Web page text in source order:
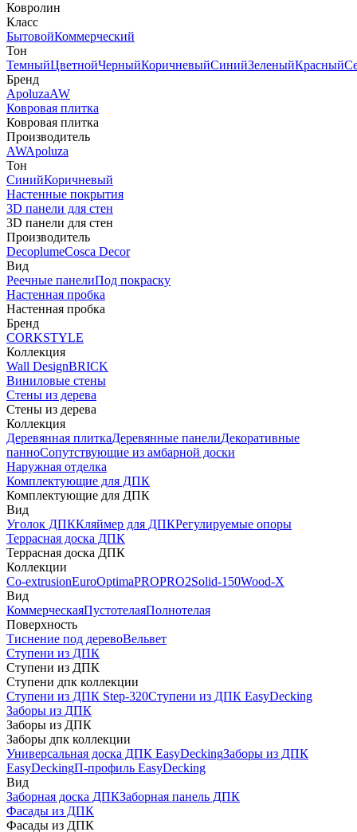
Ковролин
Класс
БытовойКоммерческий
Тон
ТемныйЦветнойЧерныйКоричневыйСинийЗеленыйКрасный
Бренд
ApoluzaAW
Ковровая плитка
Ковровая плитка
Производитель
AWApoluza
Тон
СинийКоричневый
Настенные покрытия
3D панели для стен
3D панели для стен
Производитель
DecoplumeCosca Decor
Вид
Реечные панелиПод покраску
Настенная пробка
Настенная пробка
Бренд
CORKSTYLE
Коллекция
Wall DesignBRICK
Виниловые стены
Стены из дерева
Стены из дерева
Коллекция
Деревянная плиткаДеревянные панелиДекоративные
панноСопутствующие из амбарной доски
Наружная отделка
Комплектующие для ДПК
Комплектующие для ДПК
Вид
Уголок ДПККляймер для ДПКРегулируемые опоры
Террасная доска ДПК
Террасная доска ДПК
Коллекции
Co-extrusionEuroOptimaPROPRO2Solid-150Wood-X
Вид
КоммерческаяПустотелаяПолнотелая
Поверхность
Тиснение под деревоВельвет
Ступени из ДПК
Ступени из ДПК
Ступени дпк коллекции
Ступени из ДПК Step-320Ступени из ДПК EasyDecking
Заборы из ДПК
Заборы из ДПК
Заборы дпк коллекции
Универсальная доска ДПК EasyDeckingЗаборы из ДПК
EasyDeckingП-профиль EasyDecking
Вид
Заборная доска ДПКЗаборная панель ДПК
Фасады из ДПК
Фасады из ДПК